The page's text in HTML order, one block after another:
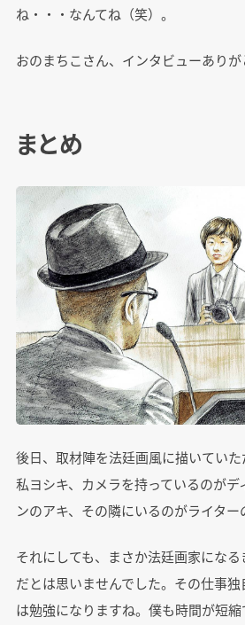
ね・・・なんてね（笑）。
おのまちこさん、インタビューありが
まとめ
後日、取材陣を法廷画風に描いてい
私ヨシキ、カメラを持っているのがデ
ンのアキ、その隣にいるのがライター
それにしても、まさか法廷画家にな
だとは思いませんでした。その仕事
は勉強になりますね。僕も時間が短